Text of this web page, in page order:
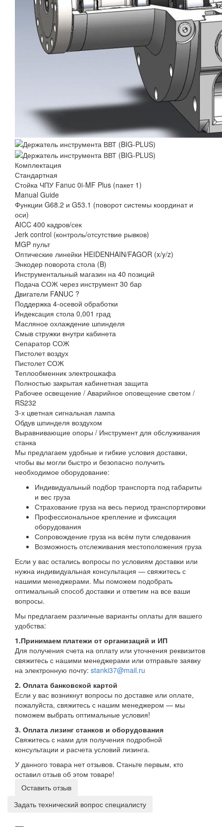
Комплектация
Стандартная
Стойка ЧПУ Fanuc 0i-MF Plus (пакет 1)
Manual Guide
Функции G68.2 и G53.1 (поворот системы координат и
оси)
AICC 400 кадров/сек
Jerk control (контроль/отсутствие рывков)
MGP пульт
Оптические линейки HEIDENHAIN/FAGOR (x/y/z)
Энкодер поворота стола (B)
Инструментальный магазин на 40 позиций
Подача СОЖ через инструмент 30 бар
Двигатели FANUC ?
Поддержка 4-осевой обработки
Индексация стола 0,001 град
Масляное охлаждение шпинделя
Смыв стружки внутри кабинета
Сепаратор СОЖ
Пистолет воздух
Пистолет СОЖ
Теплообменник электрошкафа
Полностью закрытая кабинетная защита
Рабочее освещение / Аварийное оповещение светом /
RS232
3-х цветная сигнальная лампа
Обдув шпинделя воздухом
Выравнивающие опоры / Инструмент для обслуживания
станка
Мы предлагаем удобные и гибкие условия доставки,
чтобы вы могли быстро и безопасно получить
необходимое оборудование:
Индивидуальный подбор транспорта под габариты
и вес груза
Страхование груза на весь период транспортировки
Профессиональное крепление и фиксация
оборудования
Сопровождение груза на всём пути следования
Возможность отслеживания местоположения груза
Если у вас остались вопросы по условиям доставки или
нужна индивидуальная консультация — свяжитесь с
нашими менеджерами. Мы поможем подобрать
оптимальный способ доставки и ответим на все ваши
вопросы.
Мы предлагаем различные варианты оплаты для вашего
удобства:
1.Принимаем платежи от организаций и ИП
Для получения счета на оплату или уточнения реквизитов
свяжитесь с нашими менеджерами или отправьте заявку
на электронную почту: stanki37@mail.ru
2. Оплата банковской картой
Если у вас возникнут вопросы по доставке или оплате,
пожалуйста, свяжитесь с нашим менеджером — мы
поможем выбрать оптимальные условия!
3. Оплата лизинг станков и оборудования
Свяжитесь с нами для получения подробной
консультации и расчета условий лизинга.
У данного товара нет отзывов. Станьте первым, кто
оставил отзыв об этом товаре!
Оставить отзыв
Задать технический вопрос специалисту